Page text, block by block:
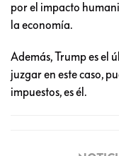
por el impacto
la economía.
Además, Trump es el
juzgar en este caso,
impuestos, es él.